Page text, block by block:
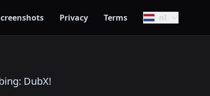
Privacy Terms nl
DubX!